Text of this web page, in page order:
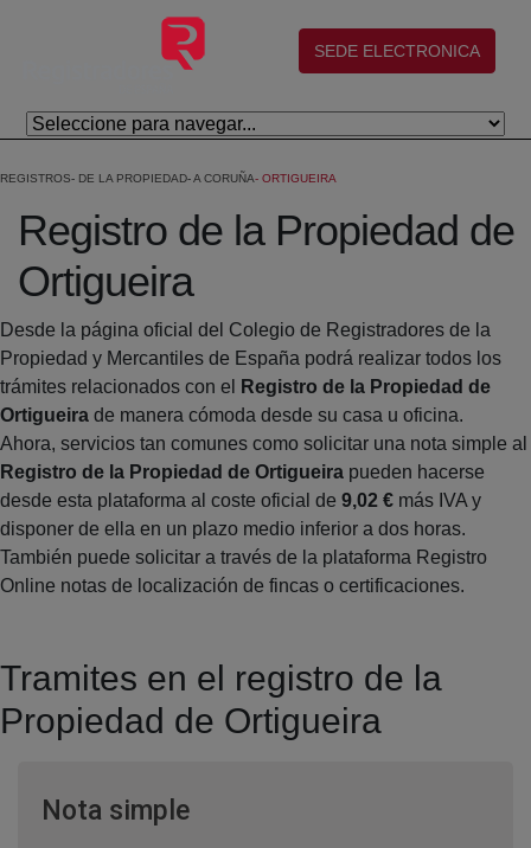
Salta al contingut principal
(abre en nueva ventana)
SEDE ELECTRONICA
REGISTROS DE LA PROPIEDAD A CORUÑA ORTIGUEIRA
Registro de la Propiedad de
Ortigueira
Desde la página oficial del Colegio de Registradores de la
Propiedad y Mercantiles de España podrá realizar todos los
trámites relacionados con el
Registro de la Propiedad de
Ortigueira de manera cómoda desde su casa u oficina.
Ahora, servicios tan comunes como solicitar una nota simple al
Registro de la Propiedad de Ortigueira pueden hacerse
desde esta plataforma al coste oficial de 9,02 € más IVA y
disponer de ella en un plazo medio inferior a dos horas.
También puede solicitar a través de la plataforma Registro
Online notas de localización de fincas o certificaciones.
Tramites en el registro de la
Propiedad de Ortigueira
Nota simpleVentana nueva